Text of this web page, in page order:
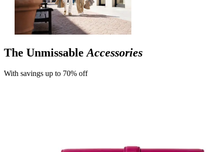
The Unmissable Accessories
With savings up to 70% off